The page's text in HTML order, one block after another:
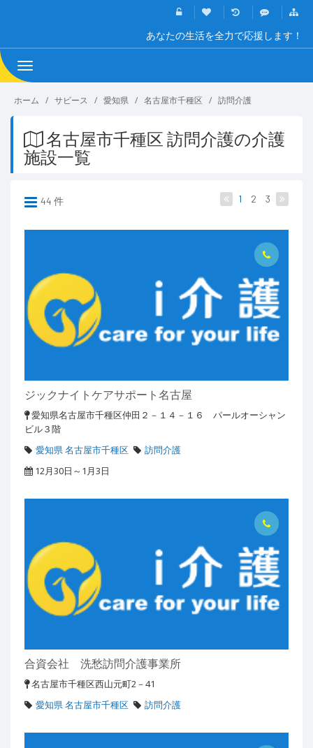
あなたの生活を全力で応援します！
Toggle
navigation
ホーム サビース 愛知県 名古屋市千種区 訪問介護
名古屋市千種区 訪問介護の介護
施設一覧
44 件 1 2 3
ジックナイトケアサポート名古屋
愛知県名古屋市千種区仲田２－１４－１６ パールオーシャン
ビル３階
愛知県 名古屋市千種区
訪問介護
12月30日～1月3日
合資会社 洗愁訪問介護事業所
名古屋市千種区西山元町2－41
愛知県 名古屋市千種区
訪問介護